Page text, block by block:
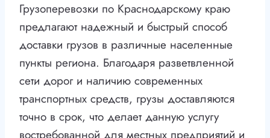
Грузоперевозки по Краснодарскому краю
предлагают надежный и быстрый способ
доставки грузов в различные населенные
пункты региона. Благодаря разветвленной
сети дорог и наличию современных
транспортных средств, грузы доставляются
точно в срок, что делает данную услугу